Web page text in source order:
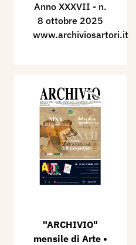
Anno XXXVII - n.
8 ottobre 2025
www.archiviosartori.it
"ARCHIVIO"
mensile di Arte •